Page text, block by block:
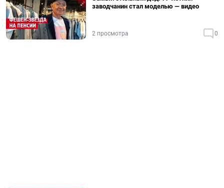
заводчанин стал моделью — видео
2 просмотра 0